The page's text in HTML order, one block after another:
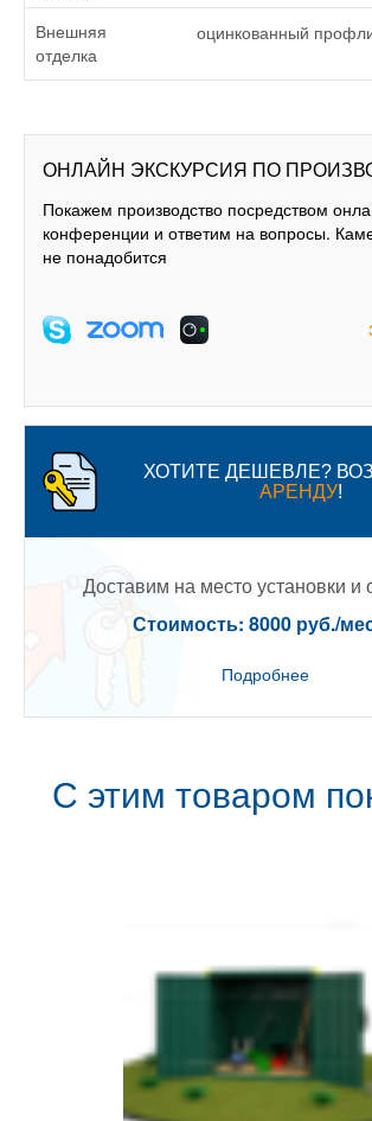
Внешняя
отделка
оцинкованный
ОНЛАЙН ЭКСКУРСИЯ ПО
Покажем производство посредством
конференции и ответим на вопросы.
не понадобится
ХОТИТЕ ДЕШЕВЛЕ?
АРЕНДУ!
Доставим на место установки и
Стоимость: 8000 руб./
Подробнее
С этим товаром